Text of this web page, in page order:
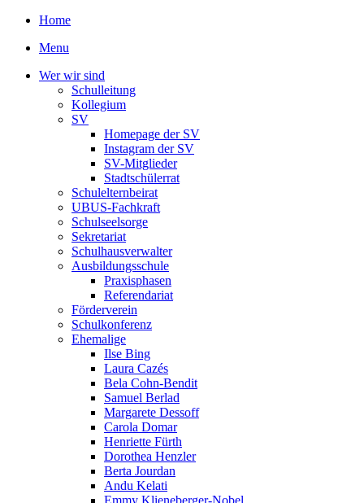
Home
Menu
Wer wir sind
Schulleitung
Kollegium
SV
Homepage der SV
Instagram der SV
SV-Mitglieder
Stadtschülerrat
Schulelternbeirat
UBUS-Fachkraft
Schulseelsorge
Sekretariat
Schulhausverwalter
Ausbildungsschule
Praxisphasen
Referendariat
Förderverein
Schulkonferenz
Ehemalige
Ilse Bing
Laura Cazés
Bela Cohn-Bendit
Samuel Berlad
Margarete Dessoff
Carola Domar
Henriette Fürth
Dorothea Henzler
Berta Jourdan
Andu Kelati
Emmy Klieneberger-Nobel